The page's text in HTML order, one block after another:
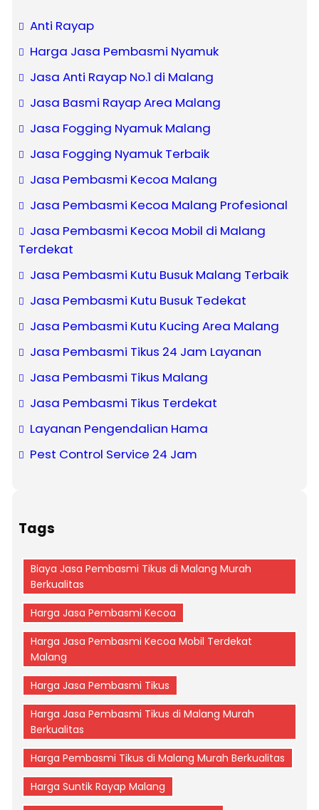
Anti Rayap
Harga Jasa Pembasmi Nyamuk
Jasa Anti Rayap No.1 di Malang
Jasa Basmi Rayap Area Malang
Jasa Fogging Nyamuk Malang
Jasa Fogging Nyamuk Terbaik
Jasa Pembasmi Kecoa Malang
Jasa Pembasmi Kecoa Malang Profesional
Jasa Pembasmi Kecoa Mobil di Malang
Terdekat
Jasa Pembasmi Kutu Busuk Malang Terbaik
Jasa Pembasmi Kutu Busuk Tedekat
Jasa Pembasmi Kutu Kucing Area Malang
Jasa Pembasmi Tikus 24 Jam Layanan
Jasa Pembasmi Tikus Malang
Jasa Pembasmi Tikus Terdekat
Layanan Pengendalian Hama
Pest Control Service 24 Jam
Tags
Biaya Jasa Pembasmi Tikus di Malang Murah
Berkualitas
Harga Jasa Pembasmi Kecoa
Harga Jasa Pembasmi Kecoa Mobil Terdekat
Malang
Harga Jasa Pembasmi Tikus
Harga Jasa Pembasmi Tikus di Malang Murah
Berkualitas
Harga Pembasmi Tikus di Malang Murah Berkualitas
Harga Suntik Rayap Malang